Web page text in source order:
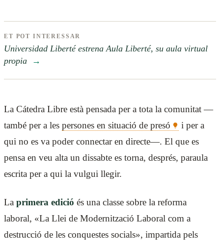
ET POT INTERESSAR
Universidad Liberté estrena Aula Liberté, su aula virtual
propia
→
La Cátedra Libre està pensada per a tota la comunitat —
també per a les persones en situació de presó
i per a
qui no es va poder connectar en directe—. El que es
pensa en veu alta un dissabte es torna, després, paraula
escrita per a qui la vulgui llegir.
La primera edició és una classe sobre la reforma
laboral, «La Llei de Modernització Laboral com a
destrucció de les conquestes socials», impartida pels